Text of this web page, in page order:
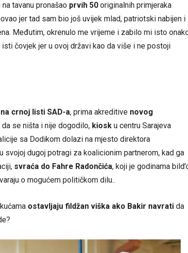
tavanu pronašao prvih 50 originalnih primjeraka
jer tad sam bio još uvijek mlad, patriotski nabijen i
Međutim, okrenulo me vrijeme i zabilo mi isto
čovjek jer u ovoj državi kao da više i ne postoji
na crnoj listi SAD-a, prima akreditive novog
da se ništa i nije dogodilo, kiosk u centru Sarajeva
sa Dodikom dolazi na mjesto direktora
u svojoj dugoj potragi za koalicionim partnerom, kad ga
svraća do Fahre Radončića, koji je godinama
o mogućem političkom dilu..
ostavljaju fildžan viška ako Bakir navrati da